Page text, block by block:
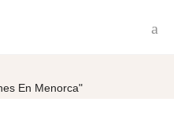
En Menorca"